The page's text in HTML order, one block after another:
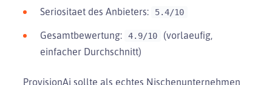
Seriositaet des Anbieters: 5.4/10
Gesamtbewertung: 4.9/10
(vorlaeufig,
einfacher Durchschnitt)
ProvisionAi sollte als echtes Nischenunternehmen